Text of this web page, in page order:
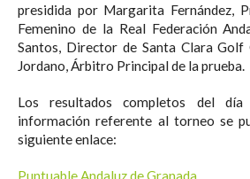
presidida por Margarita Fernández,
Femenino de la Real Federación
Santos, Director de Santa Clara Golf
Jordano, Árbitro Principal de la prueba.
Los resultados completos del
información referente al torneo se
siguiente enlace:
Puntuable Andaluz de Granada